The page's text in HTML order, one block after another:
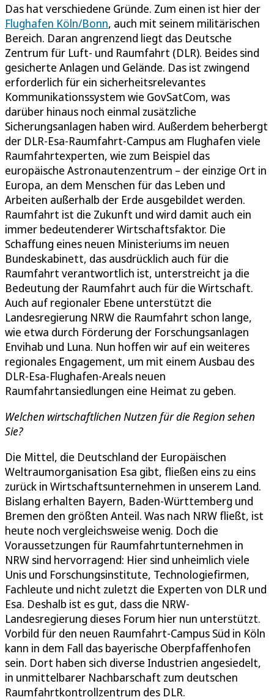
Das hat verschiedene Gründe. Zum einen ist hier der
Flughafen Köln/Bonn, auch mit seinem militärischen
Bereich. Daran angrenzend liegt das Deutsche
Zentrum für Luft- und Raumfahrt (DLR). Beides sind
gesicherte Anlagen und Gelände. Das ist zwingend
erforderlich für ein sicherheitsrelevantes
Kommunikationssystem wie GovSatCom, was
darüber hinaus noch einmal zusätzliche
Sicherungsanlagen haben wird. Außerdem beherbergt
der DLR-Esa-Raumfahrt-Campus am Flughafen viele
Raumfahrtexperten, wie zum Beispiel das
europäische Astronautenzentrum – der einzige Ort in
Europa, an dem Menschen für das Leben und
Arbeiten außerhalb der Erde ausgebildet werden.
Raumfahrt ist die Zukunft und wird damit auch ein
immer bedeutenderer Wirtschaftsfaktor. Die
Schaffung eines neuen Ministeriums im neuen
Bundeskabinett, das ausdrücklich auch für die
Raumfahrt verantwortlich ist, unterstreicht ja die
Bedeutung der Raumfahrt auch für die Wirtschaft.
Auch auf regionaler Ebene unterstützt die
Landesregierung NRW die Raumfahrt schon lange,
wie etwa durch Förderung der Forschungsanlagen
Envihab und Luna. Nun hoffen wir auf ein weiteres
regionales Engagement, um mit einem Ausbau des
DLR-Esa-Flughafen-Areals neuen
Raumfahrtansiedlungen eine Heimat zu geben.
Welchen wirtschaftlichen Nutzen für die Region sehen
Sie?
Die Mittel, die Deutschland der Europäischen
Weltraumorganisation Esa gibt, fließen eins zu eins
zurück in Wirtschaftsunternehmen in unserem Land.
Bislang erhalten Bayern, Baden-Württemberg und
Bremen den größten Anteil. Was nach NRW fließt, ist
heute noch vergleichsweise wenig. Doch die
Voraussetzungen für Raumfahrtunternehmen in
NRW sind hervorragend: Hier sind unheimlich viele
Unis und Forschungsinstitute, Technologiefirmen,
Fachleute und nicht zuletzt die Experten von DLR und
Esa. Deshalb ist es gut, dass die NRW-
Landesregierung dieses Forum hier nun unterstützt.
Vorbild für den neuen Raumfahrt-Campus Süd in Köln
kann in dem Fall das bayerische Oberpfaffenhofen
sein. Dort haben sich diverse Industrien angesiedelt,
in unmittelbarer Nachbarschaft zum deutschen
Raumfahrtkontrollzentrum des DLR.